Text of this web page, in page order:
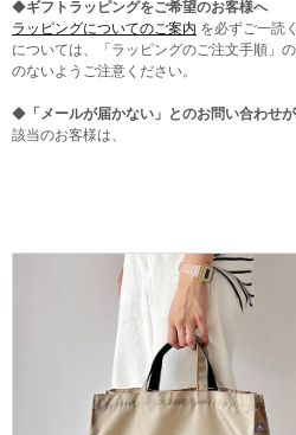
◆ギフトラッピングをご希望のお客様へ
ラッピングについてのご案内 を必ずご一読
については、「ラッピングのご注文手順」
のないようご注意ください。
◆ 「メールが届かない」とのお問い合わせ
該当のお客様は、